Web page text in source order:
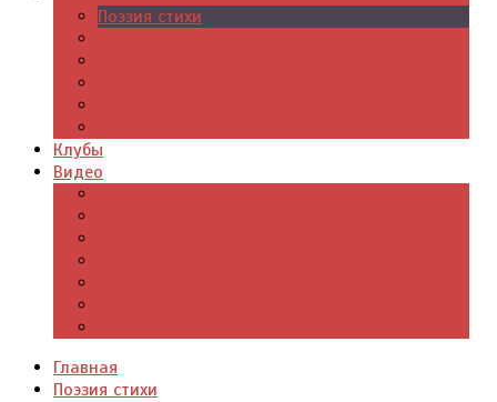
Поэзия стихи
Клубы
Видео
Главная
Поэзия стихи